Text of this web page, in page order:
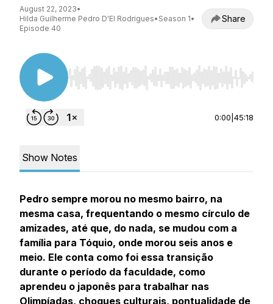
August 22, 2023•
Hilda Guilherme Pedro D'El Rodrigues• Season 1•
Episode 40
Share
Use Left/Right to seek, Home/End to jump to
0:00 45:18
Show Notes
Pedro sempre morou no mesmo bairro, na
mesma casa, frequentando o mesmo círculo de
amizades, até que, do nada, se mudou com a
família para Tóquio, onde morou seis anos e
meio. Ele conta como foi essa transição
durante o período da faculdade, como
aprendeu o japonês para trabalhar nas
Olimpíadas, choques culturais, pontualidade de